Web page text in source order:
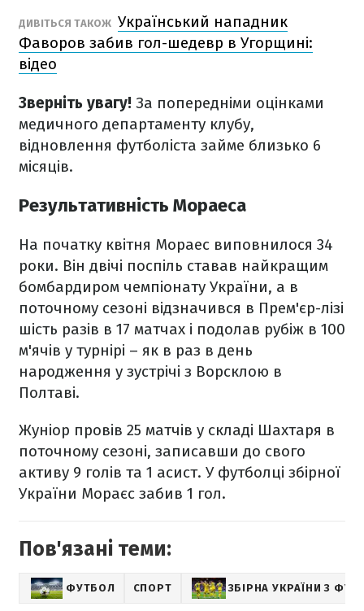
ДИВІТЬСЯ ТАКОЖ Український нападник
Фаворов забив гол-шедевр в Угорщині:
відео
Зверніть увагу! За попередніми оцінками
медичного департаменту клубу,
відновлення футболіста займе близько 6
місяців.
Результативність Мораеса
На початку квітня Мораес виповнилося 34
роки. Він двічі поспіль ставав найкращим
бомбардиром чемпіонату України, а в
поточному сезоні відзначився в Прем'єр-лізі
шість разів в 17 матчах і подолав рубіж в 100
м'ячів у турнірі – як в раз в день
народження у зустрічі з Ворсклою в
Полтаві.
Жуніор провів 25 матчів у складі Шахтаря в
поточному сезоні, записавши до свого
активу 9 голів та 1 асист. У футболці збірної
України Мораєс забив 1 гол.
Пов'язані теми:
ФУТБОЛ СПОРТ ЗБІРНА УКРАЇНИ З